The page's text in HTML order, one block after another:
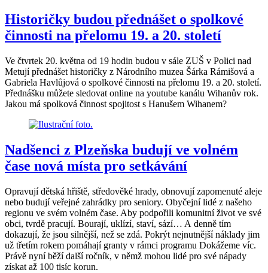
Historičky budou přednášet o spolkové
činnosti na přelomu 19. a 20. století
Ve čtvrtek 20. května od 19 hodin budou v sále ZUŠ v Polici nad
Metují přednášet historičky z Národního muzea Šárka Rámišová a
Gabriela Havlůjová o spolkové činnosti na přelomu 19. a 20. století.
Přednášku můžete sledovat online na youtube kanálu Wihanův rok.
Jakou má spolková činnost spojitost s Hanušem Wihanem?
Nadšenci z Plzeňska budují ve volném
čase nová místa pro setkávání
Opravují dětská hřiště, středověké hrady, obnovují zapomenuté aleje
nebo budují veřejné zahrádky pro seniory. Obyčejní lidé z našeho
regionu ve svém volném čase. Aby podpořili komunitní život ve své
obci, tvrdě pracují. Bourají, uklízí, staví, sází… A denně tím
dokazují, že jsou silnější, než se zdá. Pokrýt nejnutnější náklady jim
už třetím rokem pomáhají granty v rámci programu Dokážeme víc.
Právě nyní běží další ročník, v němž mohou lidé pro své nápady
získat až 100 tisíc korun.